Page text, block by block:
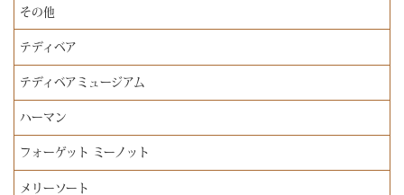
その他
テディベア
テディベアミュージアム
ハーマン
フォーゲット ミーノット
メリーソート